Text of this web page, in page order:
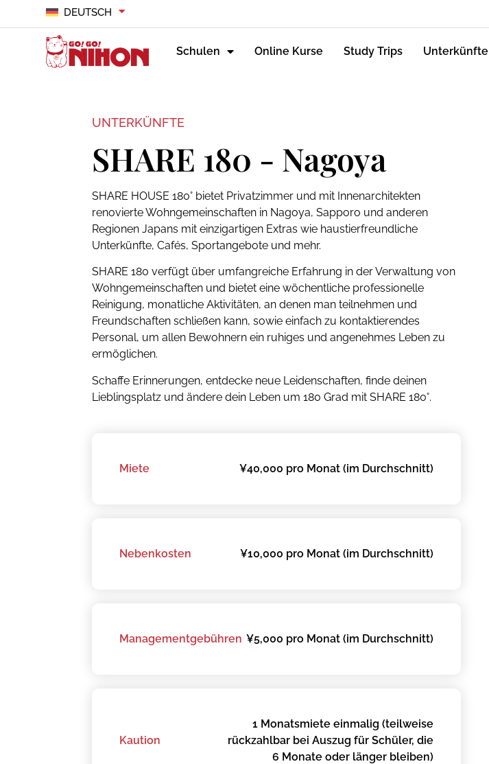
DEUTSCH
Schulen Online Kurse Study Trips Unterkünfte
UNTERKÜNFTE
SHARE 180 - Nagoya
SHARE HOUSE 180° bietet Privatzimmer und mit Innenarchitekten
renovierte Wohngemeinschaften in Nagoya, Sapporo und anderen
Regionen Japans mit einzigartigen Extras wie haustierfreundliche
Unterkünfte, Cafés, Sportangebote und mehr.
SHARE 180 verfügt über umfangreiche Erfahrung in der Verwaltung von
Wohngemeinschaften und bietet eine wöchentliche professionelle
Reinigung, monatliche Aktivitäten, an denen man teilnehmen und
Freundschaften schließen kann, sowie einfach zu kontaktierendes
Personal, um allen Bewohnern ein ruhiges und angenehmes Leben zu
ermöglichen.
Schaffe Erinnerungen, entdecke neue Leidenschaften, finde deinen
Lieblingsplatz und ändere dein Leben um 180 Grad mit SHARE 180°.
Miete ¥40,000 pro Monat (im Durchschnitt)
Nebenkosten ¥10,000 pro Monat (im Durchschnitt)
Managementgebühren ¥5,000 pro Monat (im Durchschnitt)
Kaution
1 Monatsmiete einmalig (teilweise
rückzahlbar bei Auszug für Schüler, die
6 Monate oder länger bleiben)